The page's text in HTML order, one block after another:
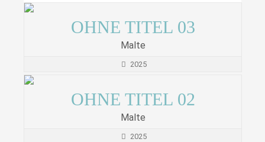
OHNE TITEL 03
Malte
2025
OHNE TITEL 02
Malte
2025